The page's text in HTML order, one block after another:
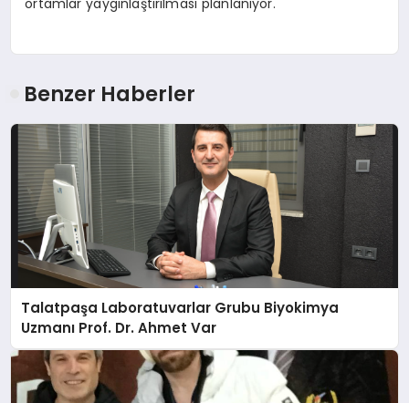
ortamlar yaygınlaştırılması planlanıyor.
Benzer Haberler
Talatpaşa Laboratuvarlar Grubu Biyokimya
Uzmanı Prof. Dr. Ahmet Var